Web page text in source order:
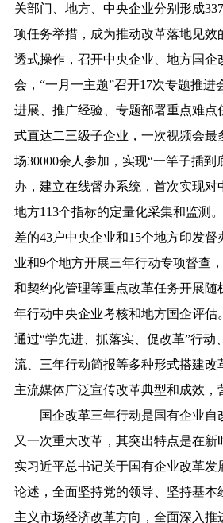
关部门、地方、中央企业分别形成
项任务举措，成为推动改革落地见效
透式操作，召开中央企业、地方国企
会，“一月一主题”召开17次专题推进
进展、推广经验、专题部署重点难点
式直达二三级子企业，一次视频会最
场30000余人参加，实现“一竿子插到
办，建立在线督办系统，首次实现对
地方113个指标的定量化采集和监测
差的43户中央企业和15个地方印发督
业和9个地方开展三年行动专项督查
和契约化管理等重点改革任务开展随
年行动中央企业考核和地方国企评估
通过“学先进、抓落实、促改革”行动
流、三年行动简报等多种形式搭建改
主流媒体广泛宣传改革典型和成效，
国企改革三年行动是国有企业自
又一次重大改革，其突出特点是在新
实习近平总书记关于国有企业改革发
论述，全面坚持党的领导、坚持基本
主义市场经济改革方向，全面深入推